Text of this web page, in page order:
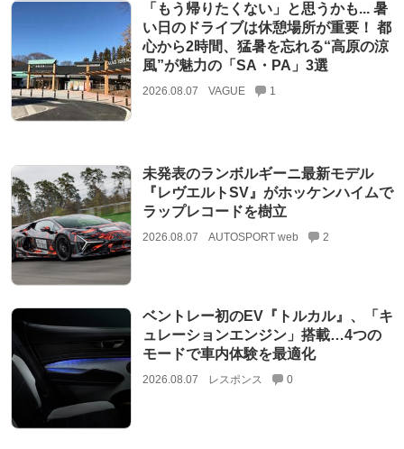
「もう帰りたくない」と思うかも... 暑
い日のドライブは休憩場所が重要！ 都
心から2時間、猛暑を忘れる“高原の涼
風”が魅力の「SA・PA」3選
2026.08.07 VAGUE 1
未発表のランボルギーニ最新モデル
『レヴエルトSV』がホッケンハイムで
ラップレコードを樹立
2026.08.07 AUTOSPORT web 2
ベントレー初のEV『トルカル』、「キ
ュレーションエンジン」搭載…4つの
モードで車内体験を最適化
2026.08.07 レスポンス 0